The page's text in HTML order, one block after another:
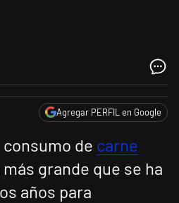
Agregar PERFIL en Google
consumo de carne
más grande que se ha
años para